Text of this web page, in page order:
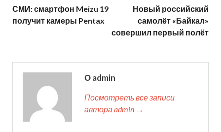
СМИ: смартфон Meizu 19
получит камеры Pentax
Новый российский
самолёт «Байкал»
совершил первый полёт
О admin
Посмотреть все записи
автора admin →